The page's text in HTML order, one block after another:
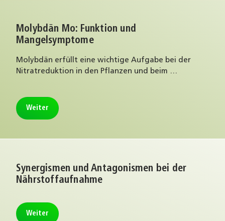
Molybdän Mo: Funktion und
Mangelsymptome
Molybdän erfüllt eine wichtige Aufgabe bei der
Nitratreduktion in den Pflanzen und beim …
Weiter
Synergismen und Antagonismen bei der
Nährstoffaufnahme
Weiter